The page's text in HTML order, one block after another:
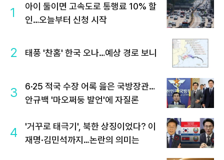
1
아이 둘이면 고속도로 통행료 10% 할
인…오늘부터 신청 시작
2 태풍 '찬홈' 한국 오나…예상 경로 보니
3
6·25 적국 수장 어록 읊은 국방장관…
안규백 '마오쩌둥 발언'에 자질론
4
'거꾸로 태극기', 북한 상징이었다? 이
재명·김민석까지…논란의 의미는